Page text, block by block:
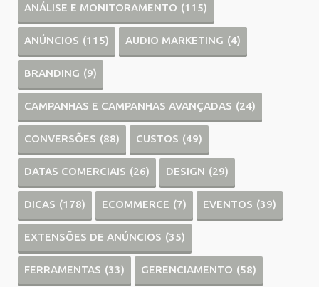
ANÁLISE E MONITORAMENTO (115)
ANÚNCIOS (115) AUDIO MARKETING (4)
BRANDING (9)
CAMPANHAS E CAMPANHAS AVANÇADAS (24)
CONVERSÕES (88) CUSTOS (49)
DATAS COMERCIAIS (26) DESIGN (29)
DICAS (178) ECOMMERCE (7) EVENTOS (39)
EXTENSÕES DE ANÚNCIOS (35)
FERRAMENTAS (33) GERENCIAMENTO (58)